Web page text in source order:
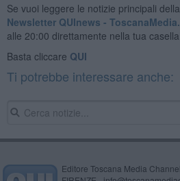
Se vuoi leggere le notizie principali
Newsletter QUInews - ToscanaMedia.
alle 20:00 direttamente nella tua casella
Basta cliccare QUI
Ti potrebbe interessare anche:
Editore Toscana Media